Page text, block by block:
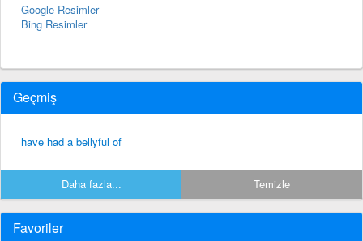
Google Resimler
Bing Resimler
Geçmiş
have had a bellyful of
Daha fazla... Temizle
Favoriler